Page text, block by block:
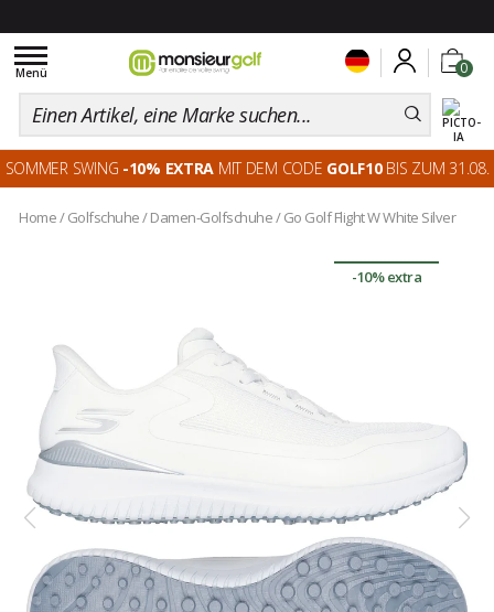
0
Toggle
navigation
Menü
SOMMER SWING -10% EXTRA MIT DEM CODE GOLF10BIS ZUM 31.08.
Home/ Golfschuhe/Damen-Golfschuhe/Go Golf Flight W White Silver
-10% extra